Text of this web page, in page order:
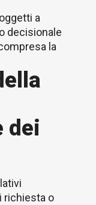
a
decisionale
la
dei
richiesta o